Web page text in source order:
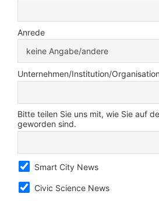
Anrede
Unternehmen/Institution/Organisation
Bitte teilen Sie uns mit, wie Sie auf
geworden sind.
Smart City News
Civic Science News